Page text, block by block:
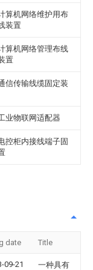
算机网络维护用布
装置
算机网络管理布线
置
信传输线缆固定装
业物联网适配器
控柜内接线端子固
date Title
09-21
一种具有